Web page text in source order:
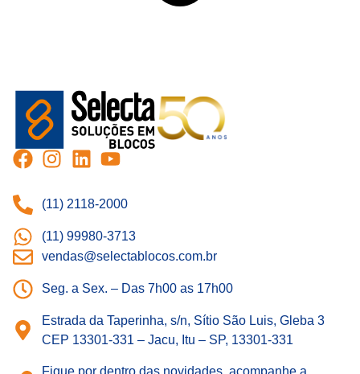
(11) 2118-2000
(11) 99980-3713
vendas@selectablocos.com.br
Seg. a Sex. – Das 7h00 as 17h00
Estrada da Taperinha, s/n, Sítio São Luis, Gleba 3
CEP 13301-331 – Jacu, Itu – SP, 13301-331
Fique por dentro das novidades, acompanhe a